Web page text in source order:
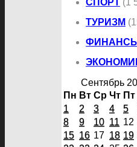
СПОРТ (1
ТУРИЗМ
ФИНАНСЫ
Сентябрь
Пн Вт Ср Чт Пт
1
2 3 4 5
8
9 10 11 12
15 16 17 18 19